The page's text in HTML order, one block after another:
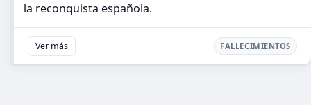
la reconquista española.
Ver más FALLECIMIENTOS